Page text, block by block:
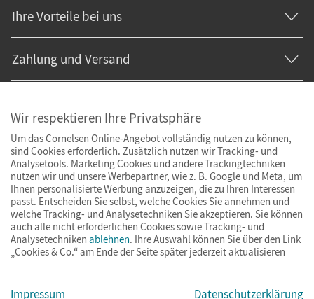
Ihre Vorteile bei uns
Zahlung und Versand
© Cornelsen Verlag 2026
ImpressumAGBDatenschutzBarrierefreiheitCookies & Co.
Wir respektieren Ihre Privatsphäre
Um das Cornelsen Online-Angebot vollständig nutzen zu können,
sind Cookies erforderlich. Zusätzlich nutzen wir Tracking- und
Analysetools. Marketing Cookies und andere Trackingtechniken
nutzen wir und unsere Werbepartner, wie z. B. Google und Meta, um
Ihnen personalisierte Werbung anzuzeigen, die zu Ihren Interessen
passt. Entscheiden Sie selbst, welche Cookies Sie annehmen und
welche Tracking- und Analysetechniken Sie akzeptieren. Sie können
auch alle nicht erforderlichen Cookies sowie Tracking- und
Analysetechniken ablehnen. Ihre Auswahl können Sie über den Link
„Cookies & Co.“ am Ende der Seite später jederzeit aktualisieren
Impressum Datenschutzerklärung